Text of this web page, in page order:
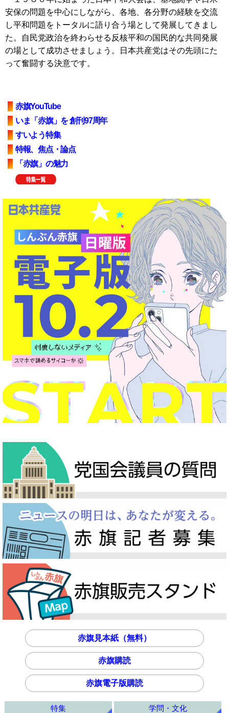
安保の問題を中心にしながら、各地、各分野の経験を交流
し平和問題をトータルに語り合う場として発展してきまし
た。自民党政治を終わらせる反核平和の国民的な共同発展
の場として成功させましょう。日本共産党はその先頭にた
って奮闘する決意です。
赤旗YouTube
いま「赤旗」を 創刊97周年
すいよう特集
特報、焦点・論点
「赤旗」の魅力
赤旗見本紙（無料）
赤旗購読
赤旗電子版購読
特集
学問・文化